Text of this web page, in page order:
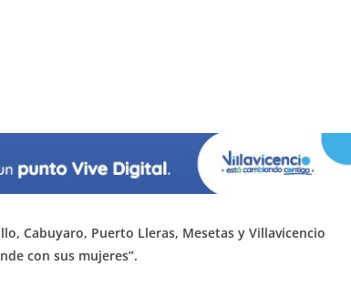
Cabuyaro, Puerto Lleras, Mesetas y Villavicencio
con sus mujeres”.